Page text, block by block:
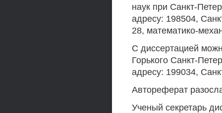
наук при Санкт-
адресу: 198504,
28, математико-
С диссертацией
Горького Санкт-
адресу: 199034,
Автореферат
Ученый секретарь